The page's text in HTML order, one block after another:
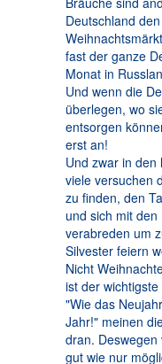
Deutschland
fast der ganze
Monat in
Und wenn die
überlegen, wo
entsorgen
erst an!
Und zwar in
viele versuchen
zu finden, den
und sich mit
verabreden um
Silvester feiern
Nicht
ist der
"Wie das
Jahr!" meinen
dran.
gut wie nur